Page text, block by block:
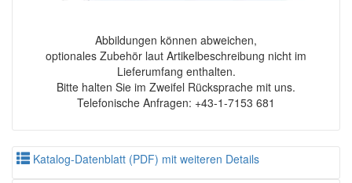
Abbildungen können abweichen,
optionales Zubehör laut Artikelbeschreibung nicht im
Lieferumfang enthalten.
Bitte halten Sie im Zweifel Rücksprache mit uns.
Telefonische Anfragen: +43-1-7153 681
Katalog-Datenblatt (PDF) mit weiteren Details